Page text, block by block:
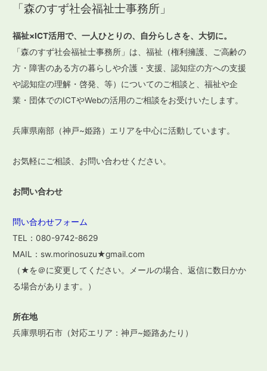
ナ
ビ
ゲ
ー
シ
ョ
ン
「森のすず社会福祉士事務所」
福祉×ICT活用で、一人ひとりの、自分らしさを、大切に。
「森のすず社会福祉士事務所」は、福祉（権利擁護、ご高齢の
方・障害のある方の暮らしや介護・支援、認知症の方への支援
や認知症の理解・啓発、等）についてのご相談と、福祉や企
業・団体でのICTやWebの活用のご相談をお受けいたします。
兵庫県南部（神戸~姫路）エリアを中心に活動しています。
お気軽にご相談、お問い合わせください。
お問い合わせ
問い合わせフォーム
TEL：080-9742-8629
MAIL：sw.morinosuzu★gmail.com
（★を＠に変更してください。メールの場合、返信に数日かか
る場合があります。）
所在地
兵庫県明石市（対応エリア：神戸~姫路あたり）